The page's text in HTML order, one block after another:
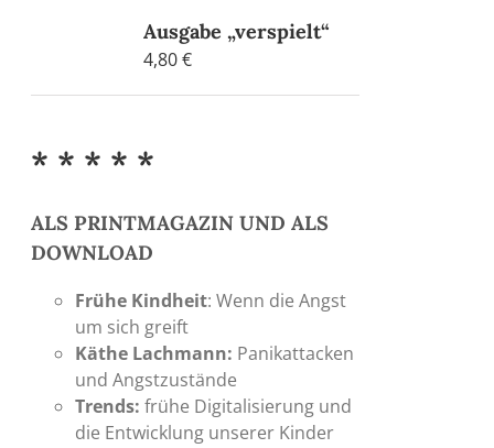
Ausgabe „verspielt“
4,80€
* * * * *
ALS PRINTMAGAZIN UND ALS
DOWNLOAD
Frühe Kindheit: Wenn die Angst
um sich greift
Käthe Lachmann: Panikattacken
und Angstzustände
Trends:frühe Digitalisierung und
die Entwicklung unserer Kinder